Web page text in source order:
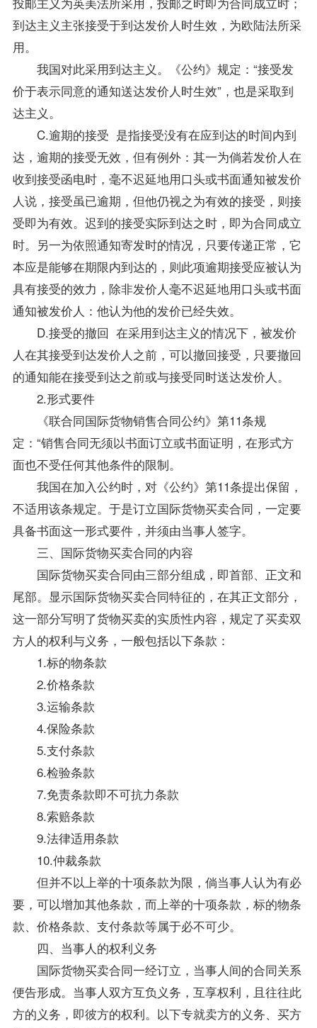
到达主义主张接受于到达发价人时生效，为欧陆法所采
用。
我国对此采用到达主义。《公约》规定：“接受发
价于表示同意的通知送达发价人时生效”，也是采取到
达主义。
C.逾期的接受 是指接受没有在应到达的时间内到
达，逾期的接受无效，但有例外：其一为倘若发价人在
收到接受函电时，毫不迟延地用口头或书面通知被发价
人说，接受虽已逾期，但他仍视之为有效的接受，则接
受即为有效。迟到的接受实际到达之时，即为合同成立
时。另一为依照通知寄发时的情况，只要传递正常，它
本应是能够在期限内到达的，则此项逾期接受应被认为
具有接受的效力，除非发价人毫不迟延地用口头或书面
通知被发价人：他认为他的发价已经失效。
D.接受的撤回 在采用到达主义的情况下，被发价
人在其接受到达发价人之前，可以撤回接受，只要撤回
的通知能在接受到达之前或与接受同时送达发价人。
2.形式要件
《联合同国际货物销售合同公约》第11条规
定：“销售合同无须以书面订立或书面证明，在形式方
面也不受任何其他条件的限制。
我国在加入公约时，对《公约》第11条提出保留，
不适用该条规定。于是订立国际货物买卖合同，一定要
具备书面这一形式要件，并须由当事人签字。
三、国际货物买卖合同的内容
国际货物买卖合同由三部分组成，即首部、正文和
尾部。显示国际货物买卖合同特征的，在其正文部分，
这一部分写明了货物买卖的实质性内容，规定了买卖双
方人的权利与义务，一般包括以下条款：
1.标的物条款
2.价格条款
3.运输条款
4.保险条款
5.支付条款
6.检验条款
7.免责条款即不可抗力条款
8.索赔条款
9.法律适用条款
10.仲裁条款
但并不以上举的十项条款为限，倘当事人认为有必
要，可以增加其他条款，而上举的十项条款，标的物条
款、价格条款、支付条款等属于必不可少。
四、当事人的权利义务
国际货物买卖合同一经订立，当事人间的合同关系
便告形成。当事人双方互负义务，互享权利，且往往此
方的义务，即彼方的权利。以下专就卖方的义务、买方